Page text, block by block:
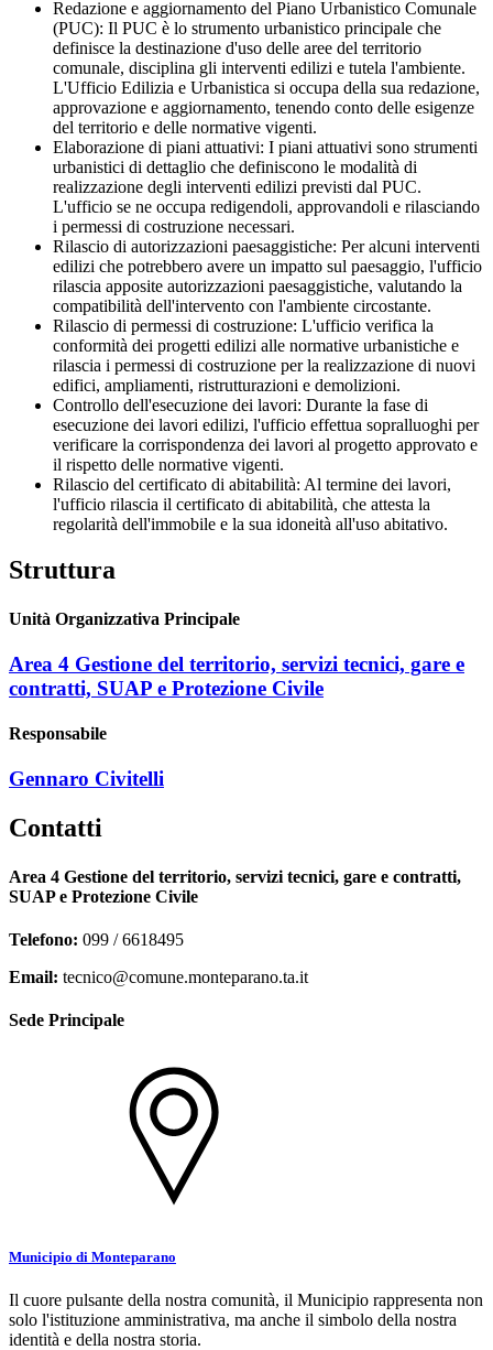
Redazione e aggiornamento del Piano Urbanistico Comunale
(PUC): Il PUC è lo strumento urbanistico principale che
definisce la destinazione d'uso delle aree del territorio
comunale, disciplina gli interventi edilizi e tutela l'ambiente.
L'Ufficio Edilizia e Urbanistica si occupa della sua redazione,
approvazione e aggiornamento, tenendo conto delle esigenze
del territorio e delle normative vigenti.
Elaborazione di piani attuativi: I piani attuativi sono strumenti
urbanistici di dettaglio che definiscono le modalità di
realizzazione degli interventi edilizi previsti dal PUC.
L'ufficio se ne occupa redigendoli, approvandoli e rilasciando
i permessi di costruzione necessari.
Rilascio di autorizzazioni paesaggistiche: Per alcuni interventi
edilizi che potrebbero avere un impatto sul paesaggio, l'ufficio
rilascia apposite autorizzazioni paesaggistiche, valutando la
compatibilità dell'intervento con l'ambiente circostante.
Rilascio di permessi di costruzione: L'ufficio verifica la
conformità dei progetti edilizi alle normative urbanistiche e
rilascia i permessi di costruzione per la realizzazione di nuovi
edifici, ampliamenti, ristrutturazioni e demolizioni.
Controllo dell'esecuzione dei lavori: Durante la fase di
esecuzione dei lavori edilizi, l'ufficio effettua sopralluoghi per
verificare la corrispondenza dei lavori al progetto approvato e
il rispetto delle normative vigenti.
Rilascio del certificato di abitabilità: Al termine dei lavori,
l'ufficio rilascia il certificato di abitabilità, che attesta la
regolarità dell'immobile e la sua idoneità all'uso abitativo.
Struttura
Unità Organizzativa Principale
Area 4 Gestione del territorio, servizi tecnici, gare e
contratti, SUAP e Protezione Civile
Responsabile
Gennaro Civitelli
Contatti
Area 4 Gestione del territorio, servizi tecnici, gare e contratti,
SUAP e Protezione Civile
Telefono: 099 / 6618495
Email: tecnico@comune.monteparano.ta.it
Sede Principale
Municipio di Monteparano
Il cuore pulsante della nostra comunità, il Municipio rappresenta non
solo l'istituzione amministrativa, ma anche il simbolo della nostra
identità e della nostra storia.